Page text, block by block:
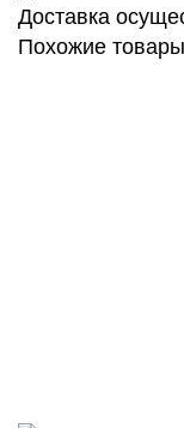
Доставка
Похожие товары